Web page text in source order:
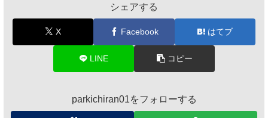
シェアする
X Facebook はてブ
LINE コピー
parkichiran01をフォローする